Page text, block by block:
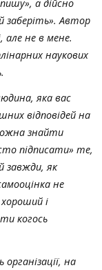
а дійсно
заберіть». Автор
але не в мене.
наукових
яка вас
відповідей на
знайти
підписати» те,
завжди, як
не
і
когось
на